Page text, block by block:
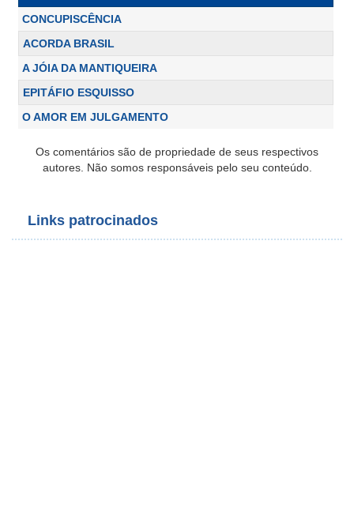
CONCUPISCÊNCIA
ACORDA BRASIL
A JÓIA DA MANTIQUEIRA
EPITÁFIO ESQUISSO
O AMOR EM JULGAMENTO
Os comentários são de propriedade de seus respectivos
autores. Não somos responsáveis pelo seu conteúdo.
Links patrocinados